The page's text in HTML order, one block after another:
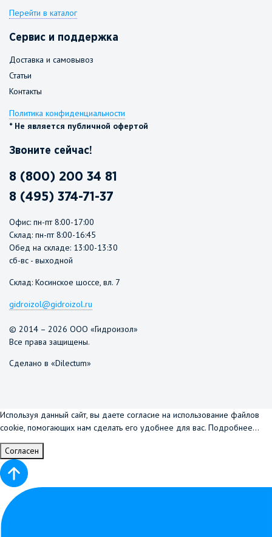
Перейти в каталог
Сервис и поддержка
Доставка и самовывоз
Статьи
Контакты
Политика конфиденциальности
* Не является публичной офертой
Звоните сейчас!
8 (800) 200 34 81
8 (495) 374-71-37
Офис: пн-пт 8:00-17:00
Склад: пн-пт 8:00-16:45
Обед на складе: 13:00-13:30
сб-вс - выходной
Склад: Косинское шоссе, вл. 7
gidroizol@gidroizol.ru
© 2014 – 2026 ООО «Гидроизол»
Все права защищены.
Сделано в «Dilectum»
Используя данный сайт, вы даете согласие на использование файлов
cookie, помогающих нам сделать его удобнее для вас. Подробнее...
Согласен